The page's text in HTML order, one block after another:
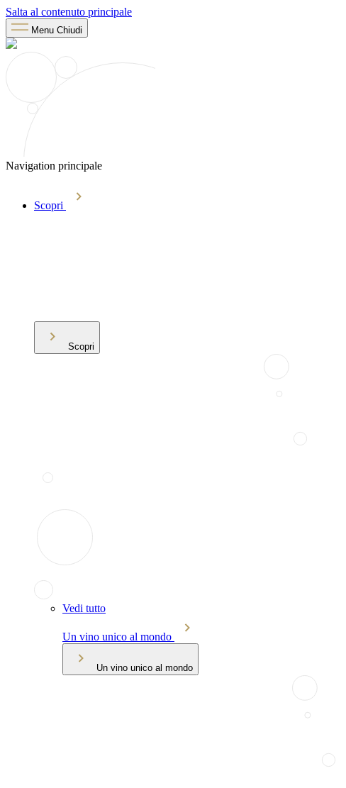
Salta al contenuto principale
Menu Chiudi
Navigation principale
Scopri
Scopri
Vedi tutto
Un vino unico al mondo
Un vino unico al mondo